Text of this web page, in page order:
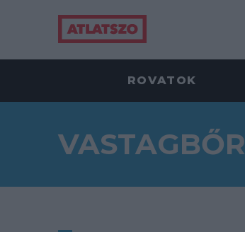
ROVATOK
VASTAGBŐR